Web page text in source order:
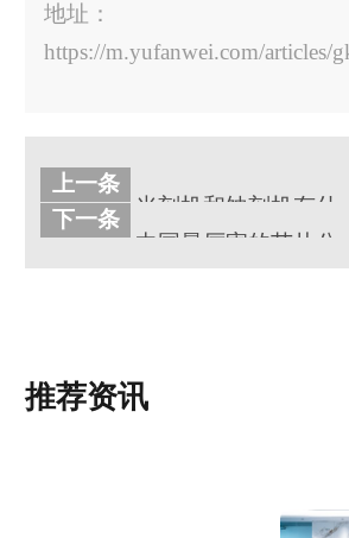
地址：
https://m.yufanwei.com/articles/
上一条
下一条
推荐资讯